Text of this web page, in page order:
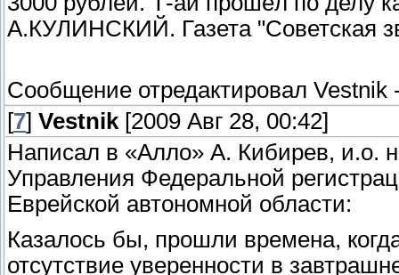
А.КУЛИНСКИЙ. Газета "Советская
Сообщение отредактировал Vestnik
[7] Vestnik [2009 Авг 28, 00:42]
Написал в «Алло» А. Кибирев, и.о.
Управления Федеральной
Еврейской автономной области:
Казалось бы, прошли времена,
отсутствие уверенности в